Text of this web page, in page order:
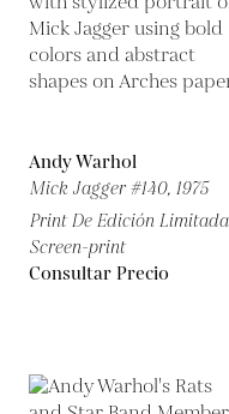
Andy Warhol
Mick Jagger #140, 1975
Print De Edición Limitada
Screen-print
Consultar Precio